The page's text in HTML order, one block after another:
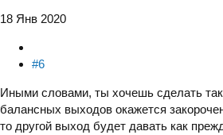
18 Янв 2020
#6
Иными словами, ты хочешь сделать
балансных выходов окажется
то другой выход будет давать как